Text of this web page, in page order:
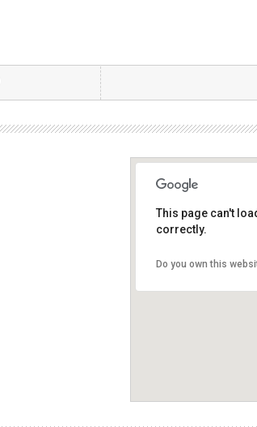
This page can't
correctly.
Do you own this